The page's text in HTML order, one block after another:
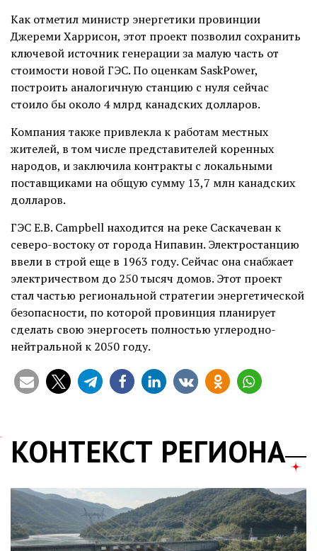
Как отметил министр энергетики провинции
Джереми Харрисон, этот проект позволил сохранить
ключевой источник генерации за малую часть от
стоимости новой ГЭС. По оценкам SaskPower,
построить аналогичную станцию с нуля сейчас
стоило бы около 4 млрд канадских долларов.
Компания также привлекла к работам местных
жителей, в том числе представителей коренных
народов, и заключила контракты с локальными
поставщиками на общую сумму 13,7 млн канадских
долларов.
ГЭС E.B. Campbell находится на реке Саскачеван к
северо-востоку от города Нипавин. Электростанцию
ввели в строй еще в 1963 году. Сейчас она снабжает
электричеством до 250 тысяч домов. Этот проект
стал частью региональной стратегии энергетической
безопасности, по которой провинция планирует
сделать свою энергосеть полностью углеродно-
нейтральной к 2050 году.
КОНТЕКСТ РЕГИОНА